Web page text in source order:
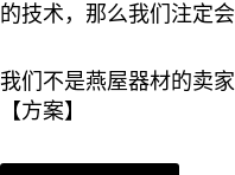
的技术，那么我们注定会
我们不是燕屋器材的卖
【方案】